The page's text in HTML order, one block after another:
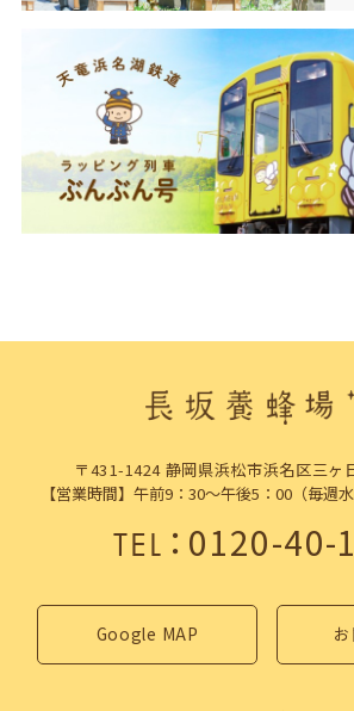
〒431-1424 静岡県浜松市浜名区三ヶ
【営業時間】午前9：30～午後5：00（毎週
TEL：0120-40-
Google MAP